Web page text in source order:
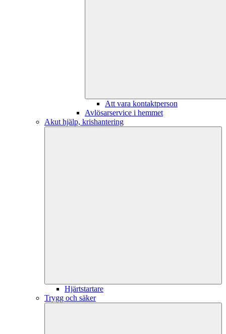
Att vara kontaktperson
Avlösarservice i hemmet
Akut hjälp, krishantering
Hjärtstartare
Trygg och säker